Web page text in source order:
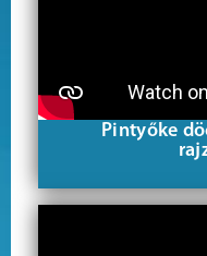
Pintyőke